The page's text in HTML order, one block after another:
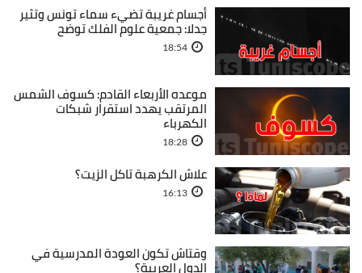
أجسام غريبة تضيء سماء تونس وتثير
جدلا: جمعية علوم الفلك توضح
18:54
موعده الأربعاء القادم: كسوف الشمس
المرتقب يهدد استقرار شبكات
الكهرباء
18:28
علاش الكرهبة تاكل الزيت؟
16:13
وقتاش تكون العودة المدرسية في
الدول العربية؟